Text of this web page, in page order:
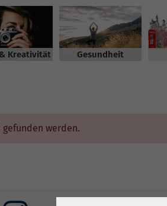
Kreativität Gesundheit
werden.